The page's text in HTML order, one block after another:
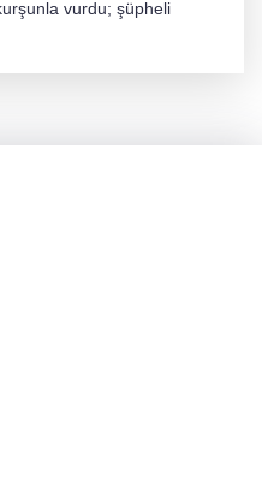
vurdu; şüpheli